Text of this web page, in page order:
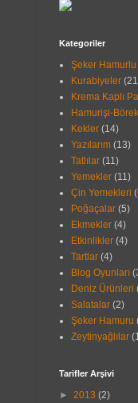
Kategoriler
Şeker
Kurabiyeler
Krema Kaplı
Hamurişi-
Kekler (14)
Yazılarım (13)
Tatlılar (11)
Yemekler (11)
Çin Yemekleri
Poğaçalar (5)
Ekmekler (4)
Etkinlikler (4)
Tartlar (4)
Blog Oyunları
Deniz Ürünleri
Salatalar (2)
Şeker Hamuru
Zeytinyağlılar
Tarifler Arşivi
► 2013 (2)